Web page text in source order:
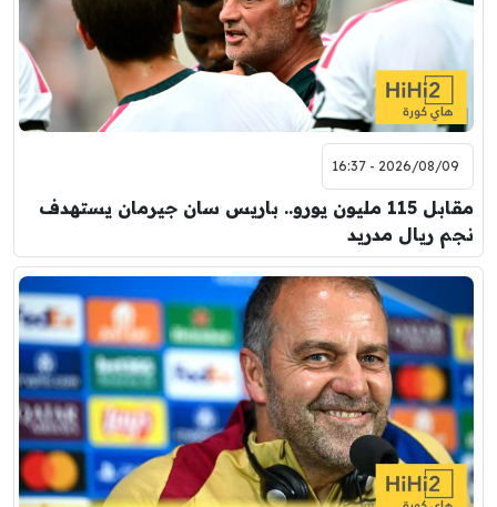
2026/08/09 - 16:37
مقابل 115 مليون يورو.. باريس سان جيرمان يستهدف
نجم ريال مدريد